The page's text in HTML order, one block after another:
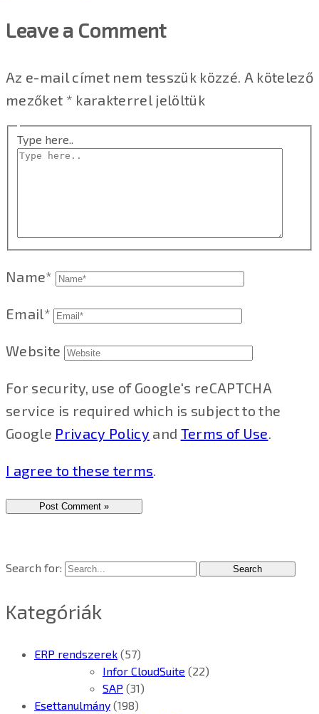
Leave a Comment
Az e-mail címet nem tesszük közzé. A kötelező
mezőket * karakterrel jelöltük
Type here..
Name*
Email*
Website
For security, use of Google's reCAPTCHA
service is required which is subject to the
Google Privacy Policy and Terms of Use.
I agree to these terms.
Search for:
Kategóriák
ERP rendszerek (57)
Infor CloudSuite (22)
SAP (31)
Esettanulmány (198)